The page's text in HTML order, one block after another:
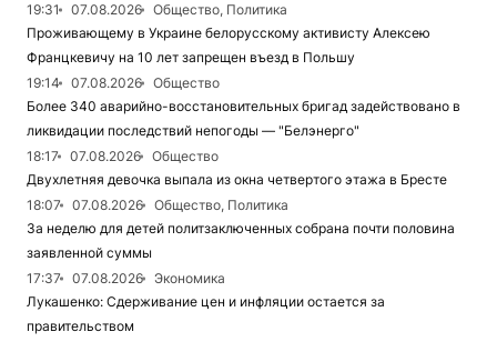
19:31
07.08.2026
Общество, Политика
Проживающему в Украине белорусскому активисту Алексею
Францкевичу на 10 лет запрещен въезд в Польшу
19:14
07.08.2026
Общество
Более 340 аварийно-восстановительных бригад задействовано в
ликвидации последствий непогоды — "Белэнерго"
18:17
07.08.2026
Общество
Двухлетняя девочка выпала из окна четвертого этажа в Бресте
18:07
07.08.2026
Общество, Политика
За неделю для детей политзаключенных собрана почти половина
заявленной суммы
17:37
07.08.2026
Экономика
Лукашенко: Сдерживание цен и инфляции остается за
правительством